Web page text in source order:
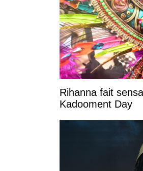
Rihanna fait
Kadooment Day